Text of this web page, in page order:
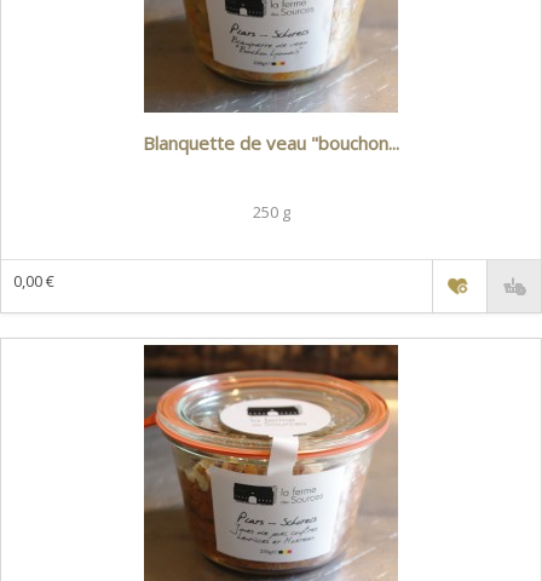
Blanquette de veau "bouchon...
250 g
0,00 €